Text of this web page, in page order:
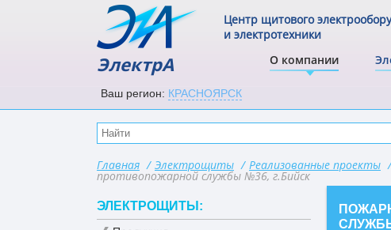
ЭлектрА О компании
Центр щитового
и электротехники
Ваш регион: КРАСНОЯРСК
Главная / Электрощиты / Реализованные проекты /
противопожарной службы №36, г.Бийск
ЭЛЕКТРОЩИТЫ: